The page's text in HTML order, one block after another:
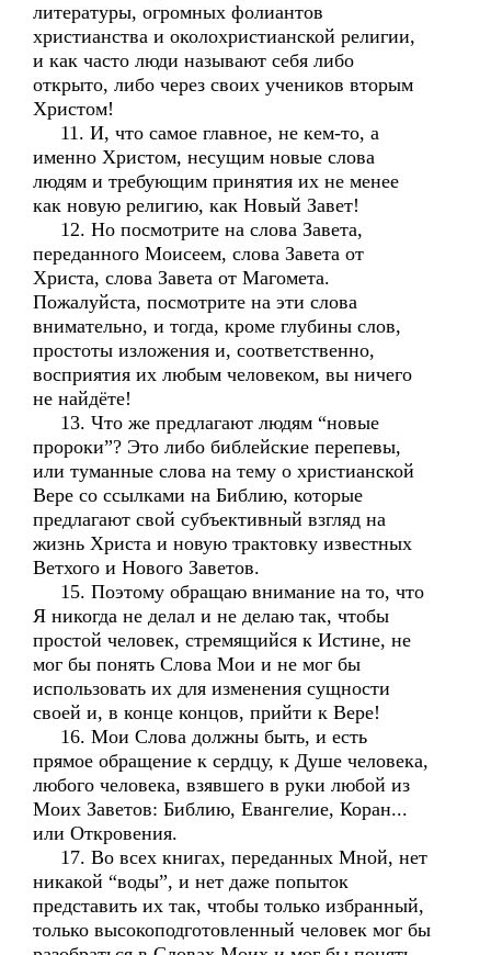
литературы, огромных фолиантов
христианства и околохристианской религии,
и как часто люди называют себя либо
открыто, либо через своих учеников вторым
Христом!
11. И, что самое главное, не кем-то, а
именно Христом, несущим новые слова
людям и требующим принятия их не менее
как новую религию, как Новый Завет!
12. Но посмотрите на слова Завета,
переданного Моисеем, слова Завета от
Христа, слова Завета от Магомета.
Пожалуйста, посмотрите на эти слова
внимательно, и тогда, кроме глубины слов,
простоты изложения и, соответственно,
восприятия их любым человеком, вы ничего
не найдёте!
13. Что же предлагают людям “новые
пророки”? Это либо библейские перепевы,
или туманные слова на тему о христианской
Вере со ссылками на Библию, которые
предлагают свой субъективный взгляд на
жизнь Христа и новую трактовку известных
Ветхого и Нового Заветов.
15. Поэтому обращаю внимание на то, что
Я никогда не делал и не делаю так, чтобы
простой человек, стремящийся к Истине, не
мог бы понять Слова Мои и не мог бы
использовать их для изменения сущности
своей и, в конце концов, прийти к Вере!
16. Мои Слова должны быть, и есть
прямое обращение к сердцу, к Душе человека,
любого человека, взявшего в руки любой из
Моих Заветов: Библию, Евангелие, Коран...
или Откровения.
17. Во всех книгах, переданных Мной, нет
никакой “воды”, и нет даже попыток
представить их так, чтобы только избранный,
только высокоподготовленный человек мог бы